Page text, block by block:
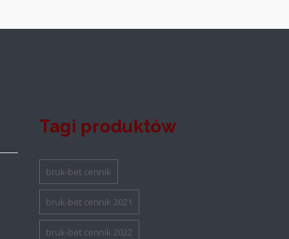
Tagi produktów
bruk-bet cennik
bruk-bet cennik 2021
bruk-bet cennik 2022